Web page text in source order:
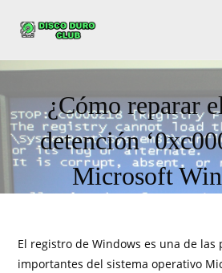
¿Cómo reparar
detención
Microsoft
El registro de Windows es una de las
importantes del sistema operativo